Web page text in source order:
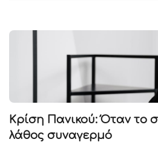
Κρίση Πανικού: Όταν το
λάθος συναγερμό